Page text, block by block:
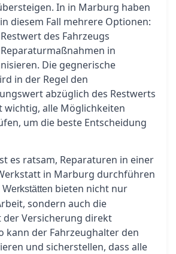
In in Marburg haben
diesem Fall mehrere Optionen:
des Fahrzeugs
in
Die gegnerische
in der Regel den
abzüglich des Restwerts
wichtig, alle Möglichkeiten
um die beste Entscheidung
es ratsam, Reparaturen in einer
in Marburg durchführen
Werkstätten bieten nicht nur
sondern auch die
Versicherung direkt
kann der Fahrzeughalter den
und sicherstellen, dass alle